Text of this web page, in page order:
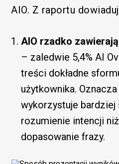
AIO. Z raportu
AIO rzadko
– zaledwie 5,4% AI
treści dokładne
użytkownika.
wykorzystuje bardziej
rozumienie intencji
dopasowanie frazy.